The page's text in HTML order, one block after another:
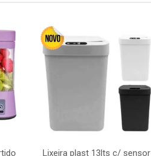
Lixeira plast 13lts c/ sensor